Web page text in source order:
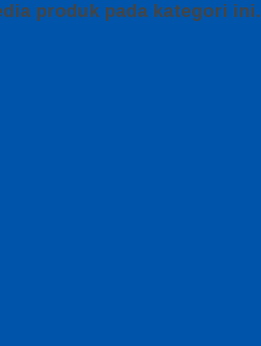
produk pada kategori ini.